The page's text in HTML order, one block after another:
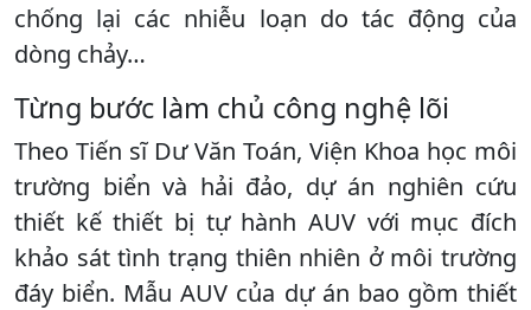
chống lại các nhiễu loạn do tác động của
dòng chảy…
Từng bước làm chủ công nghệ lõi
Theo Tiến sĩ Dư Văn Toán, Viện Khoa học môi
trường biển và hải đảo, dự án nghiên cứu
thiết kế thiết bị tự hành AUV với mục đích
khảo sát tình trạng thiên nhiên ở môi trường
đáy biển. Mẫu AUV của dự án bao gồm thiết